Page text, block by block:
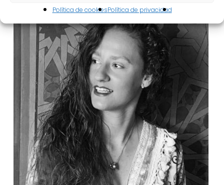
Política de cookiesPolítica de privacidad